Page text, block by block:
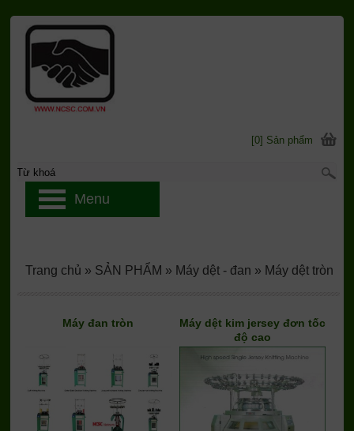
Máy đan tròn
Máy dệt kim jersey đơn tốc
độ cao
Trang chủ » SẢN PHẨM » Máy dệt - đan » Máy dệt tròn
[0] Sản phẩm
Menu